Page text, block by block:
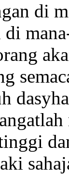
di
di